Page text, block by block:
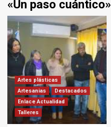
«Un paso cuántico»
Artes plásticas
Artesanias
Destacados
Enlace Actualidad
Talleres